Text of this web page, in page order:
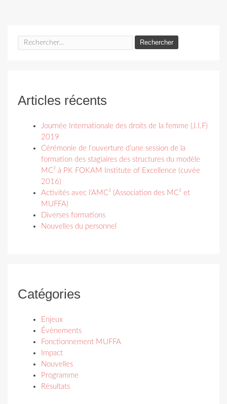
Rechercher :
Articles récents
Journée Internationale des droits de la femme (J.I.F)
2019
Cérémonie de l’ouverture d’une session de la
formation des stagiaires des structures du modèle
MC² à PK FOKAM Institute of Excellence (cuvée
2016)
Activités avec l’AMC² (Association des MC² et
MUFFA)
Diverses formations
Nouvelles du personnel
Catégories
Enjeux
Évènements
Fonctionnement MUFFA
Impact
Nouvelles
Programme
Résultats